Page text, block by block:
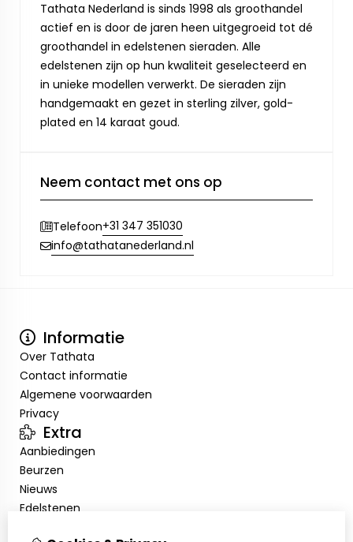
Tathata Nederland is sinds 1998 als groothandel
actief en is door de jaren heen uitgegroeid tot dé
groothandel in edelstenen sieraden. Alle
edelstenen zijn op hun kwaliteit geselecteerd en
in unieke modellen verwerkt. De sieraden zijn
handgemaakt en gezet in sterling zilver, gold-
plated en 14 karaat goud.
Neem contact met ons op
Telefoon+31 347 351030
info@tathatanederland.nl
Informatie
Over Tathata
Contact informatie
Algemene voorwaarden
Privacy
Extra
Aanbiedingen
Beurzen
Nieuws
Edelstenen